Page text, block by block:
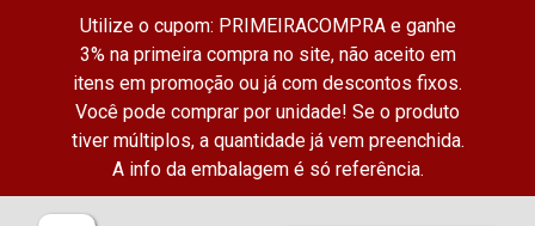
Utilize o cupom: PRIMEIRACOMPRA e ganhe
3% na primeira compra no site, não aceito em
itens em promoção ou já com descontos fixos.
Você pode comprar por unidade! Se o produto
tiver múltiplos, a quantidade já vem preenchida.
A info da embalagem é só referência.